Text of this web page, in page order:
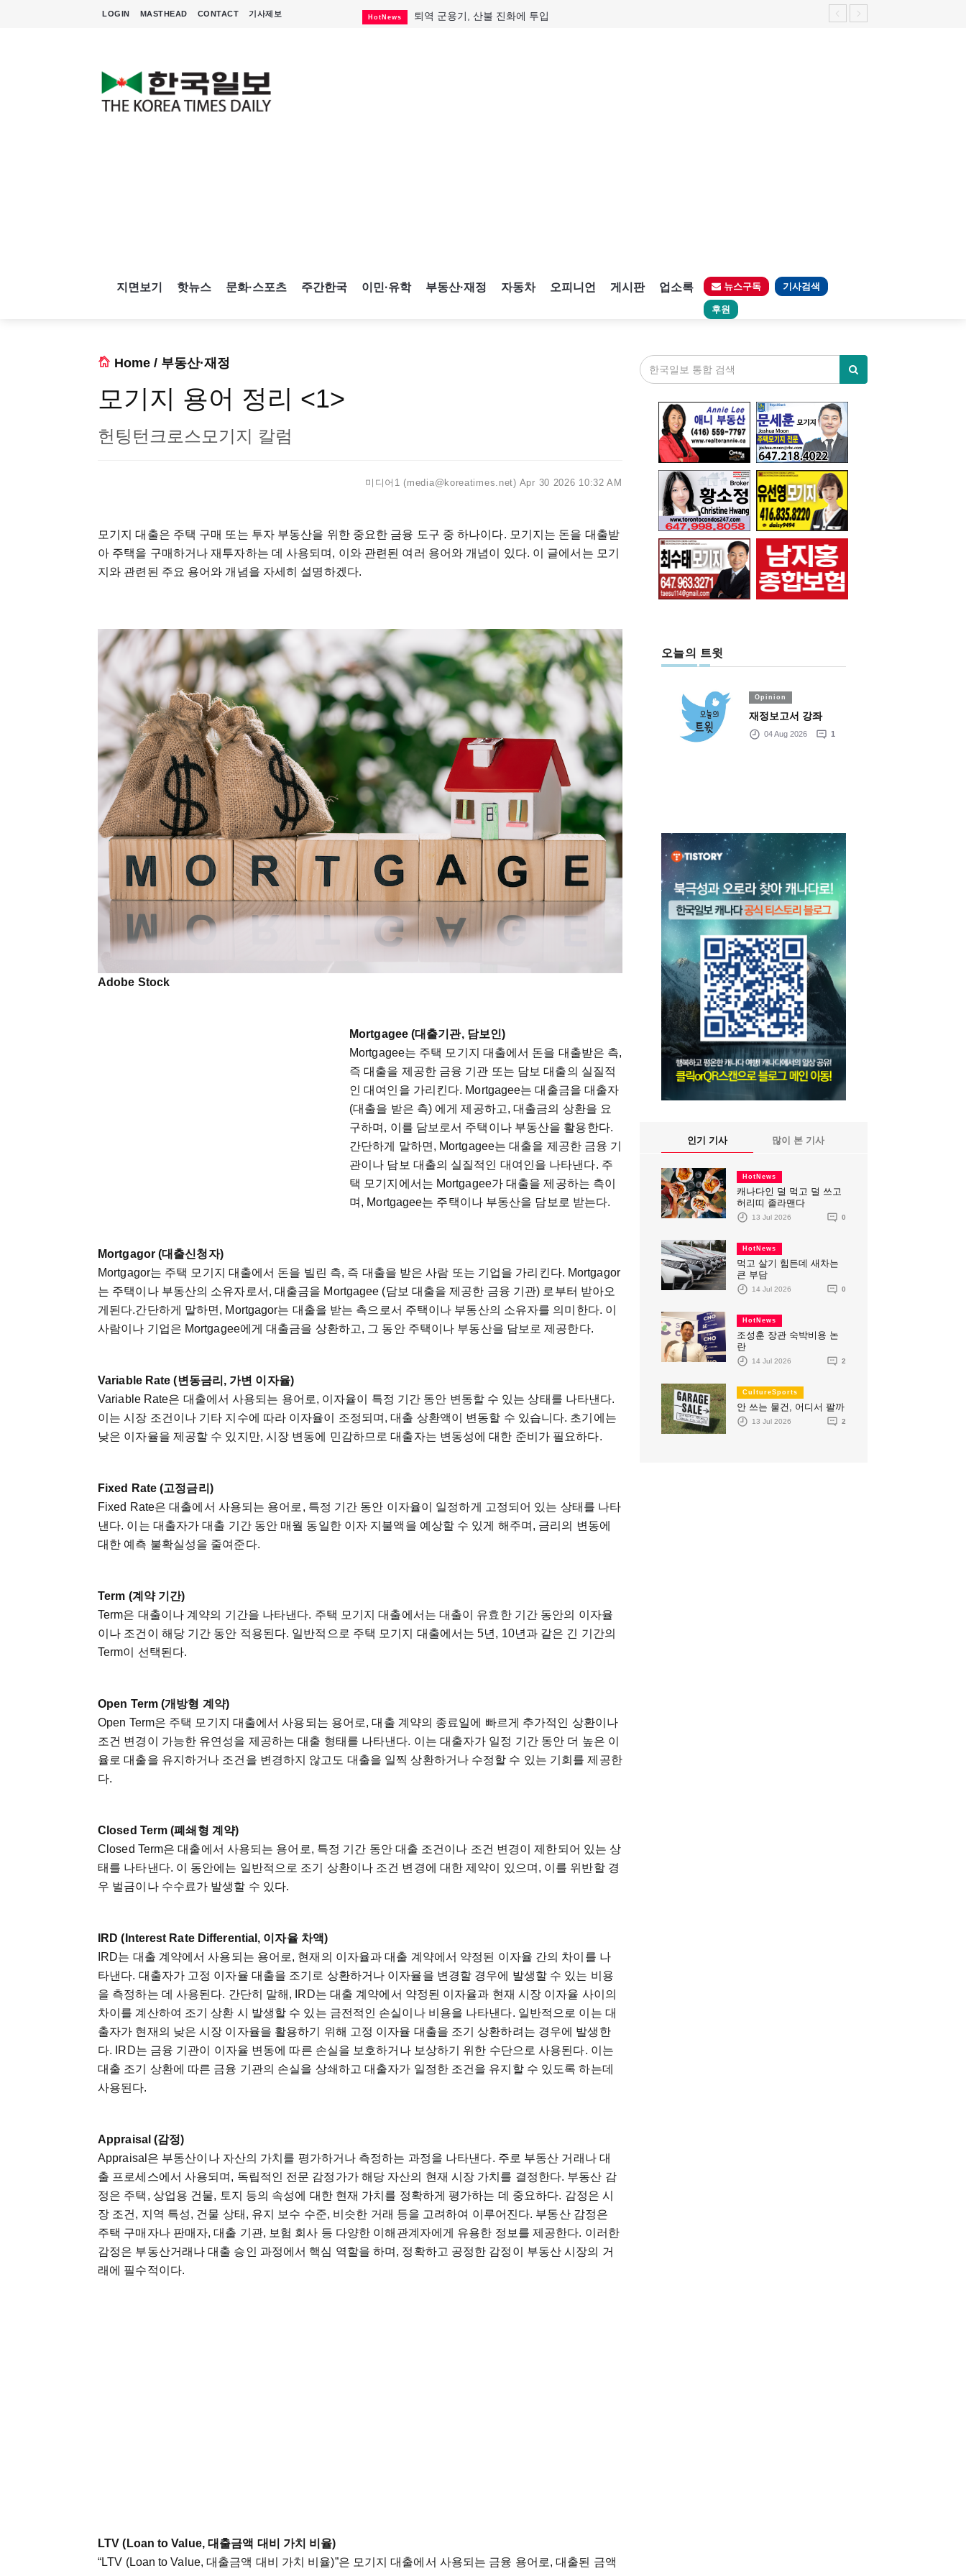
LOGIN MASTHEAD CONTACT 기사제보 HotNews 퇴역 군용기, 산불 진화에 투입
지면보기 핫뉴스 문화·스포츠 주간한국 이민·유학 부동산·재정 자동차 오피니언 게시판 업소록 뉴스구독 기사검색
후원
Home / 부동산·재정
모기지 용어 정리 <1>
헌팅턴크로스모기지 칼럼
미디어1 (media@koreatimes.net) Apr 30 2026 10:32 AM
모기지 대출은 주택 구매 또는 투자 부동산을 위한 중요한 금융 도구 중 하나이다. 모기지는 돈을 대출받
아 주택을 구매하거나 재투자하는 데 사용되며 , 이와 관련된 여러 용어와 개념이 있다. 이 글에서는 모기
지와 관련된 주요 용어와 개념을 자세히 설명하겠다.
Adobe Stock
Mortgagee (대출기관, 담보인)
Mortgagee는 주택 모기지 대출에서 돈을 대출받은 측,
즉 대출을 제공한 금융 기관 또는 담보 대출의 실질적
인 대여인을 가리킨다. Mortgagee는 대출금을 대출자
(대출을 받은 측) 에게 제공하고,대출금의 상환을 요
구하며 , 이를 담보로서 주택이나 부동산을 활용한다.
간단하게
말하면 , Mortgagee는 대출을 제공한 금융 기
관이나 담보 대출의 실질적인 대여인을 나타낸다. 주
택 모기지에서는 Mortgagee가 대출을 제공하는 측이
며 , Mortgagee는 주택이나 부동산을 담보로 받는다.
Mortgagor (대출신청자)
Mortgagor는 주택 모기지 대출에서 돈을 빌린 측, 즉 대출을 받은 사람 또는 기업을 가리킨다. Mortgagor
는 주택이나 부동산의 소유자로서 , 대출금을 Mortgagee (담보 대출을 제공한 금융 기관) 로부터 받아오
게된다.간단하게 말하면 , Mortgagor는 대출을 받는 측으로서 주택이나 부동산의 소유자를 의미한다. 이
사람이나 기업은 Mortgagee에게 대출금을 상환하고, 그 동안 주택이나 부동산을 담보로 제공한다.
Variable Rate (변동금리 , 가변 이자율)
Variable Rate은 대출에서 사용되는 용어로, 이자율이 특정 기간 동안 변동할 수 있는 상태를 나타낸다.
이는 시장 조건이나 기타 지수에 따라 이자율이 조정되며 ,대출 상환액이 변동할 수 있습니다. 초기에는
낮은 이자율을 제공할 수 있지만, 시장 변동에 민감하므로 대출자는 변동성에 대한 준비가 필요하다.
Fixed Rate (고정금리 )
Fixed Rate은 대출에서 사용되는 용어로 , 특정 기간 동안 이자율이 일정하게 고정되어 있는 상태를 나타
낸다. 이는 대출자가 대출 기간 동안 매월 동일한 이자 지불액을 예상할 수 있게 해주며 , 금리의
변동에
대한 예측 불확실성을 줄여준다.
Term (계약 기간)
Term은 대출이나 계약의 기간을 나타낸다. 주택 모기지 대출에서는 대출이 유효한 기간 동안의 이자율
이나 조건이 해당 기간 동안 적용된다. 일반적으로 주택 모기지 대출에서는 5년 , 10년과 같은 긴 기간의
Term이 선택된다.
Open Term (개방형 계약)
Open Term은 주택 모기지 대출에서 사용되는 용어로,대출 계약의 종료일에 빠르게 추가적인 상환이나
조건 변경이 가능한 유연성을 제공하는 대출 형태를 나타낸다. 이는 대출자가 일정 기간 동안 더 높은 이
율로 대출을 유지하거나 조건을 변경하지 않고도 대출을 일찍 상환하거나 수정할 수 있는 기회를 제공한
다.
Closed Term (폐쇄형 계약)
Closed Term은 대출에서 사용되는 용어로, 특정 기간 동안 대출 조건이나 조건 변경이 제한되어 있는 상
태를 나타낸다. 이 동안에는 일반적으로 조기 상환이나 조건 변경에 대한 제약이 있으며 , 이를 위반할 경
우 벌금이나 수수료가 발생할 수 있다.
IRD (Interest Rate Differential, 이자율 차액)
IRD는 대출 계약에서 사용되는 용어로, 현재의 이자율과 대출 계약에서 약정된 이자율 간의 차이를 나
타낸다. 대출자가 고정 이자율 대출을 조기로 상환하거나 이자율을 변경할 경우에 발생할 수 있는 비용
을 측정하는 데 사용된다. 간단히 말해 , IRD는 대출 계약에서 약정된 이자율과 현재 시장 이자율 사이의
차이를 계산하여 조기 상환 시 발생할 수 있는 금전적인 손실이나 비용을 나타낸다. 일반적으로 이는 대
출자가 현재의 낮은 시장 이자율을 활용하기 위해 고정 이자율 대출을 조기 상환하려는 경우에 발생한
다. IRD는 금융 기관이 이자율 변동에 따른 손실을 보호하거나 보상하기 위한 수단으로 사용된다. 이는
대출 조기 상환에 따른 금융 기관의 손실을 상쇄하고 대출자가 일정한 조건을 유지할 수 있도록 하는데
사용된다.
Appraisal (감정)
Appraisal 은 부동산이나 자산의 가치를 평가하거나 측정하는 과정을 나타낸다. 주로 부동산 거래나 대
출 프로세스에서 사용되며 , 독립적인 전문 감정가가 해당 자산의 현재 시장 가치를 결정한다. 부동산 감
정은 주택 , 상업용 건물, 토지 등의 속성에 대한 현재 가치를 정확하게 평가하는 데 중요하다. 감정은 시
장 조건 , 지역 특성, 건물 상태 , 유지 보수 수준, 비슷한 거래 등을 고려하여 이루어진다. 부동산 감정은
주택 구매자나 판매자,대출 기관, 보험 회사 등 다양한 이해관계자에게 유용한 정보를 제공한다. 이러한
감정은 부동산거래나 대출 승인 과정에서 핵심 역할을 하며 , 정확하고 공정한 감정이 부동산 시장의 거
래에 필수적이다.
LTV (Loan to Value, 대출금액 대비 가치 비율)
“LTV (Loan to Value,대출금액 대비 가치 비율)”은 모기지 대출에서 사용되는 금융 용어로,대출된 금액
오늘의 트윗
Opinion
재정보고서 강좌
04 Aug 2026 1
인기 기사 많이 본 기사
HotNews
캐나다인 덜 먹고 덜 쓰고
허리띠 졸라맨다
13 Jul 2026 0
HotNews
먹고 살기 힘든데 새차는
큰 부담
14 Jul 2026 0
HotNews
조성훈 장관 숙박비용 논
란
14 Jul 2026 2
CultureSports
안 쓰는 물건, 어디서 팔까
13 Jul 2026 2